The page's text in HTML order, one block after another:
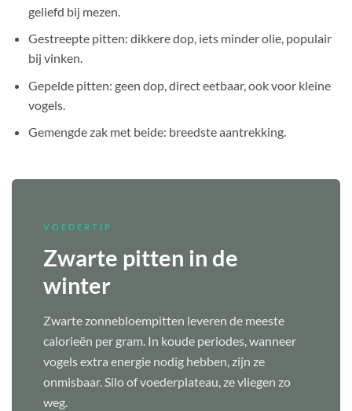
geliefd bij mezen.
Gestreepte pitten: dikkere dop, iets minder olie, populair
bij vinken.
Gepelde pitten: geen dop, direct eetbaar, ook voor kleine
vogels.
Gemengde zak met beide: breedste aantrekking.
VOEDERTIP
Zwarte pitten in de
winter
Zwarte zonnebloempitten leveren de meeste
calorieën per gram. In koude periodes, wanneer
vogels extra energie nodig hebben, zijn ze
onmisbaar. Silo of voederplateau, ze vliegen zo
weg.